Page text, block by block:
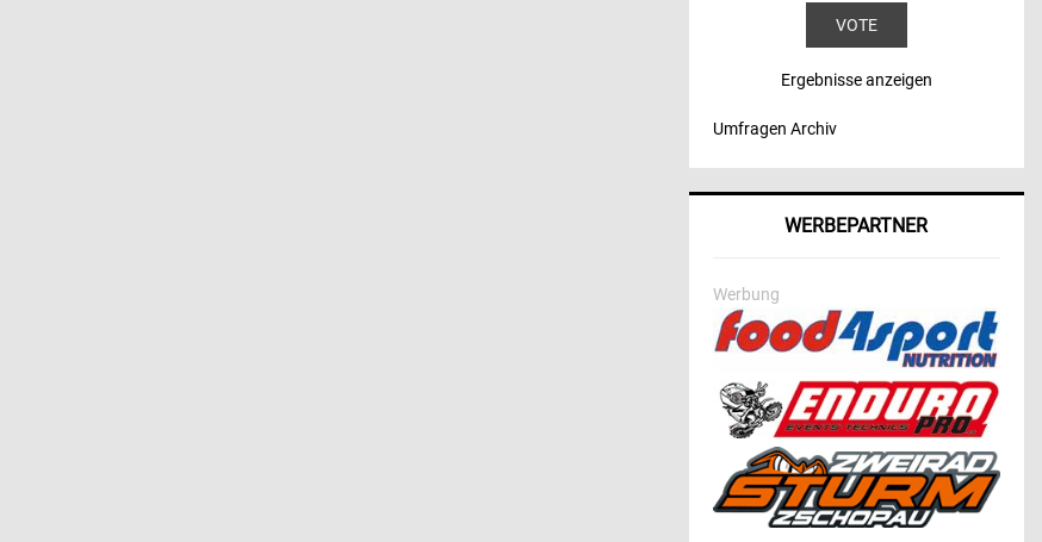
Ergebnisse anzeigen
Umfragen Archiv
WERBEPARTNER
Werbung